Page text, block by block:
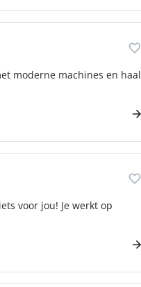
moderne machines en haal
voor jou! Je werkt op